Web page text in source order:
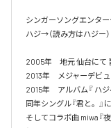
シンガーソングエンタ
ハジ→（読み方はハジー）
2005年　地元 仙台にて
2013年　メジャーデビュ
2015年　アルバム『 ハ
同年シングル『君と。』
そしてコラボ曲 miwa『